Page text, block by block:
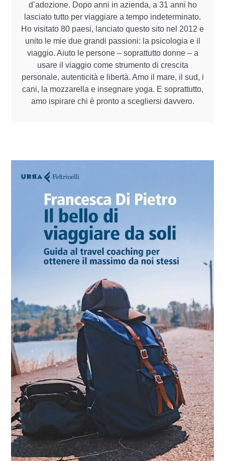
d’adozione. Dopo anni in azienda, a 31 anni ho
lasciato tutto per viaggiare a tempo indeterminato.
Ho visitato 80 paesi, lanciato questo sito nel 2012 e
unito le mie due grandi passioni: la psicologia e il
viaggio. Aiuto le persone – soprattutto donne – a
usare il viaggio come strumento di crescita
personale, autenticità e libertà. Amo il mare, il sud, i
cani, la mozzarella e insegnare yoga. E soprattutto,
amo ispirare chi è pronto a scegliersi davvero.